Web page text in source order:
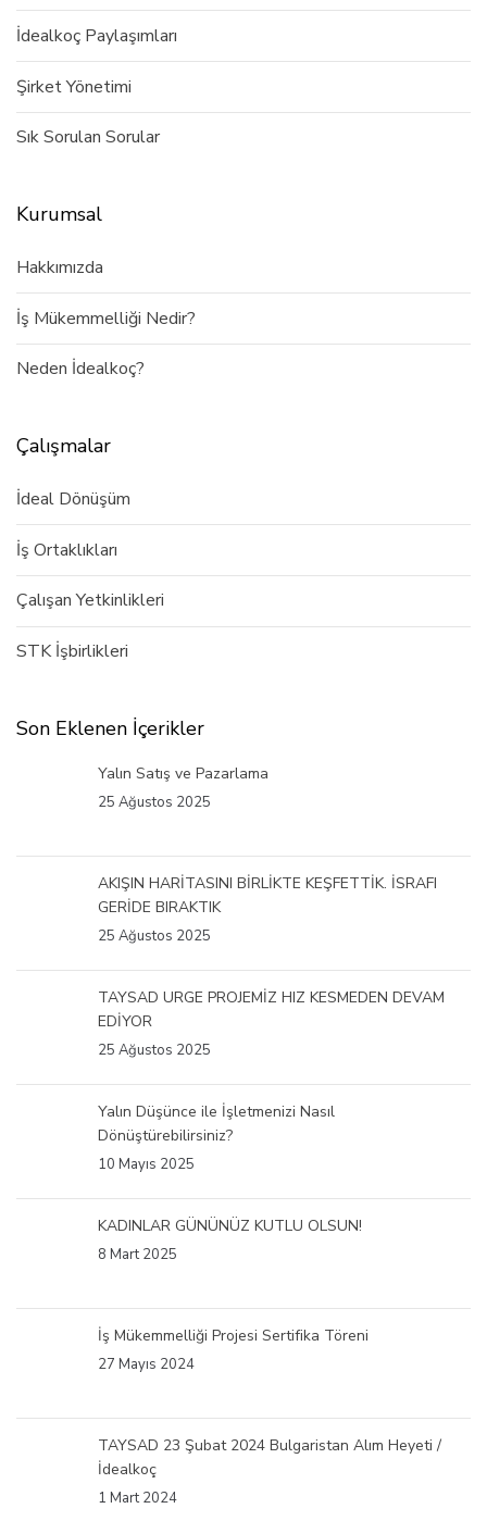
İdealkoç Paylaşımları
Şirket Yönetimi
Sık Sorulan Sorular
Kurumsal
Hakkımızda
İş Mükemmelliği Nedir?
Neden İdealkoç?
Çalışmalar
İdeal Dönüşüm
İş Ortaklıkları
Çalışan Yetkinlikleri
STK İşbirlikleri
Son Eklenen İçerikler
Yalın Satış ve Pazarlama
25 Ağustos 2025
AKIŞIN HARİTASINI BİRLİKTE KEŞFETTİK. İSRAFI
GERİDE BIRAKTIK
25 Ağustos 2025
TAYSAD URGE PROJEMİZ HIZ KESMEDEN DEVAM
EDİYOR
25 Ağustos 2025
Yalın Düşünce ile İşletmenizi Nasıl
Dönüştürebilirsiniz?
10 Mayıs 2025
KADINLAR GÜNÜNÜZ KUTLU OLSUN!
8 Mart 2025
İş Mükemmelliği Projesi Sertifika Töreni
27 Mayıs 2024
TAYSAD 23 Şubat 2024 Bulgaristan Alım Heyeti /
İdealkoç
1 Mart 2024